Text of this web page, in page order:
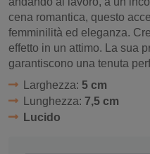
cena romantica, questo
femminilità ed eleganza.
effetto in un attimo. La sua
garantiscono una tenuta
Larghezza: 5 cm
Lunghezza: 7,5 cm
Lucido